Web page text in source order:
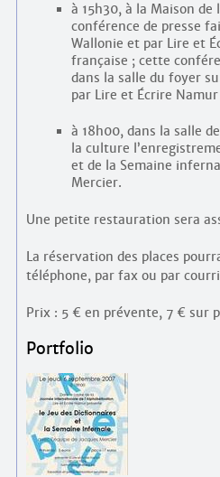
à 15h30, à la Maison
conférence de presse
Wallonie et par Lire et
française ; cette
dans la salle du foyer
par Lire et Écrire
à 18h00, dans la salle
la culture
et de la Semaine
Mercier.
Une petite restauration sera
La réservation des places
téléphone, par fax ou par
Prix : 5 € en prévente, 7 € sur
Portfolio